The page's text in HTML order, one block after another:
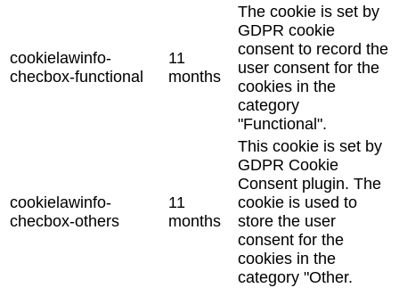
cookielawinfo-
checbox-functional
11
months
The cookie is set by
GDPR cookie
consent to record the
user consent for the
cookies in the
category
"Functional".
cookielawinfo-
checbox-others
11
months
This cookie is set by
GDPR Cookie
Consent plugin. The
cookie is used to
store the user
consent for the
cookies in the
category "Other.